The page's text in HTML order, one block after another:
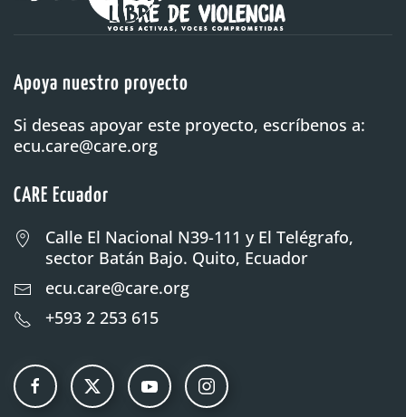
Apoya nuestro proyecto
Si deseas apoyar este proyecto, escríbenos a:
ecu.care@care.org
CARE Ecuador
Calle El Nacional N39-111 y El Telégrafo,
sector Batán Bajo. Quito, Ecuador
ecu.care@care.org
+593 2 253 615